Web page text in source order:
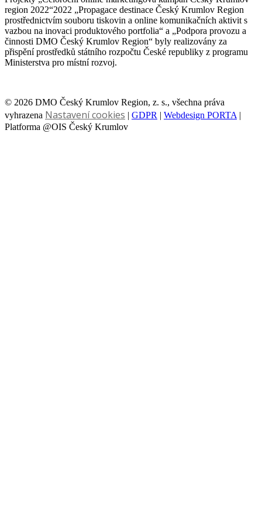
region 2022“2022 „Propagace destinace Český Krumlov Region
prostřednictvím souboru tiskovin a online komunikačních aktivit s
vazbou na inovaci produktového portfolia“ a „Podpora provozu a
činnosti DMO Český Krumlov Region“ byly realizovány za
přispění prostředků státního rozpočtu České republiky z programu
Ministerstva pro místní rozvoj.
© 2026 DMO Český Krumlov Region, z. s., všechna práva
vyhrazena Nastavení cookies | GDPR | Webdesign PORTA |
Platforma @OIS Český Krumlov